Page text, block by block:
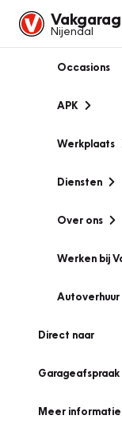
Nijendal
Occasions
APK
Werkplaats
Diensten
Over ons
Werken bij
Autoverhuur
Direct naar
Garageafspraak
Meer informatie